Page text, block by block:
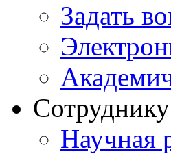
Задать
Сотруднику
Научная